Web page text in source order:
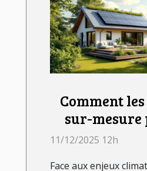
Comment
sur-mesure
répondre
11/12/2025 12h
Face aux enjeux